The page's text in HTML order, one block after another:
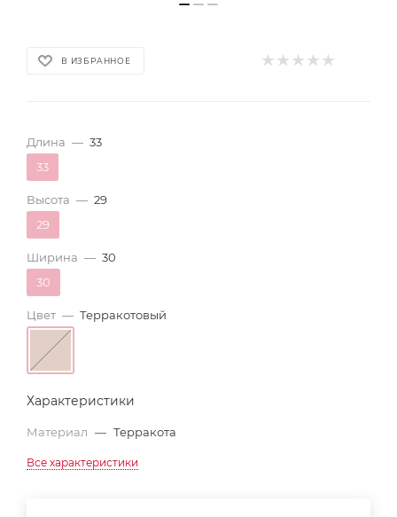
В ИЗБРАННОЕ
Длина — 33
33
Высота — 29
29
Ширина — 30
30
Цвет — Терракотовый
Характеристики
Материал — Терракота
Все характеристики